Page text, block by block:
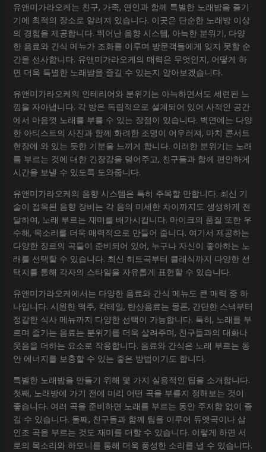
유앤미가라오케는 친구, 가족, 연인과 함께 특별한 노래밤을 즐기
기에 최적의 장소로 알려져 있습니다. 이곳은 단순한 노래방 이상
의 경험을 제공합니다. 뛰어난 음향 시스템, 아늑한 분위기, 다양
한 음료와 간식 메뉴가 조화를 이루며 방문객들에게 잊지 못할 순
간을 선사합니다. 유앤미가라오케의 매력은 무엇인지, 어떻게 하
면 더욱 특별한 노래밤을 즐길 수 있는지 알아보겠습니다.
유앤미가라오케의 인테리어와 분위기는 아늑하면서도 세련된 느
낌을 자아냅니다. 각 방은 독립적으로 설계되어 있어 사적인 공간
에서 마음껏 노래를 부를 수 있는 장점이 있습니다. 벽면에는 다양
한 아티스트의 사진과 함께 화려한 조명이 어우러져, 마치 콘서트
현장에 와 있는 듯한 기분을 느끼게 합니다. 이러한 분위기는 노래
를 부르는 것에 대한 긴장감을 덜어주고, 친구들과 함께 편안하게
시간을 보낼 수 있도록 도와줍니다.
유앤미가라오케의 음향 시스템은 특히 주목할 만합니다. 최신 기
술이 접목된 음향 장비는 각 음의 미세한 차이까지도 생생하게 전
달하여, 노래 부르는 재미를 배가시킵니다. 마이크의 품질 또한 우
수해, 목소리를 더욱 매력적으로 만들어 줍니다. 여기서 제공하는
다양한 장르의 곡들이 준비되어 있어, 누구나 자신이 좋아하는 노
래를 선택할 수 있습니다. 최신 히트곡부터 클래식까지 다양한 선
택지를 통해 각자의 스타일을 자유롭게 표현할 수 있습니다.
유앤미가라오케에서는 다양한 음료와 간식 메뉴도 큰 매력 중 하
나입니다. 시원한 맥주, 칵테일, 탄산음료는 물론, 간단한 스낵부터
정갈한 식사 메뉴까지 다양한 선택이 가능합니다. 특히, 노래를 부
르며 즐기는 음료는 분위기를 더욱 살려주며, 친구들과의 대화나
웃음을 더하는 요소로 작용합니다. 음료와 간식은 노래 부르는 동
안 에너지를 보충할 수 있는 좋은 방법이기도 합니다.
특별한 노래밤을 만들기 위해 몇 가지 실용적인 팁을 소개합니다.
첫째, 노래방에 가기 전에 미리 어떤 곡을 부를지 정해보는 것이
좋습니다. 여러 곡을 준비하면 노래를 부르는 동안 주저함 없이 즐
길 수 있습니다. 둘째, 친구들과 함께 팀을 이루어 듀엣곡이나 삼
인조 곡을 부르는 것도 재미를 더할 수 있습니다. 이렇게 하면 서
로의 목소리와 하모니를 통해 더욱 풍성한 소리를 낼 수 있습니다.